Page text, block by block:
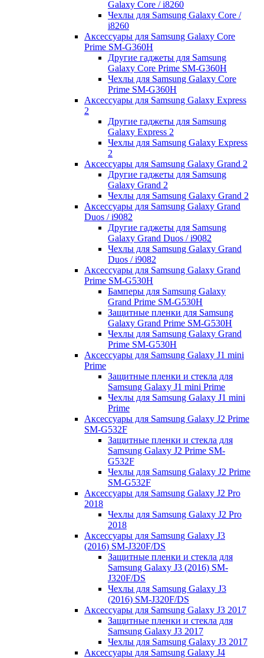
Galaxy Core / i8260
Чехлы для Samsung Galaxy Core /
i8260
Аксессуары для Samsung Galaxy Core
Prime SM-G360H
Другие гаджеты для Samsung
Galaxy Core Prime SM-G360H
Чехлы для Samsung Galaxy Core
Prime SM-G360H
Аксессуары для Samsung Galaxy Express
2
Другие гаджеты для Samsung
Galaxy Express 2
Чехлы для Samsung Galaxy Express
2
Аксессуары для Samsung Galaxy Grand 2
Другие гаджеты для Samsung
Galaxy Grand 2
Чехлы для Samsung Galaxy Grand 2
Аксессуары для Samsung Galaxy Grand
Duos / i9082
Другие гаджеты для Samsung
Galaxy Grand Duos / i9082
Чехлы для Samsung Galaxy Grand
Duos / i9082
Аксессуары для Samsung Galaxy Grand
Prime SM-G530H
Бамперы для Samsung Galaxy
Grand Prime SM-G530H
Защитные пленки для Samsung
Galaxy Grand Prime SM-G530H
Чехлы для Samsung Galaxy Grand
Prime SM-G530H
Аксессуары для Samsung Galaxy J1 mini
Prime
Защитные пленки и стекла для
Samsung Galaxy J1 mini Prime
Чехлы для Samsung Galaxy J1 mini
Prime
Аксессуары для Samsung Galaxy J2 Prime
SM-G532F
Защитные пленки и стекла для
Samsung Galaxy J2 Prime SM-
G532F
Чехлы для Samsung Galaxy J2 Prime
SM-G532F
Аксессуары для Samsung Galaxy J2 Pro
2018
Чехлы для Samsung Galaxy J2 Pro
2018
Аксессуары для Samsung Galaxy J3
(2016) SM-J320F/DS
Защитные пленки и стекла для
Samsung Galaxy J3 (2016) SM-
J320F/DS
Чехлы для Samsung Galaxy J3
(2016) SM-J320F/DS
Аксессуары для Samsung Galaxy J3 2017
Защитные пленки и стекла для
Samsung Galaxy J3 2017
Чехлы для Samsung Galaxy J3 2017
Аксессуары для Samsung Galaxy J4